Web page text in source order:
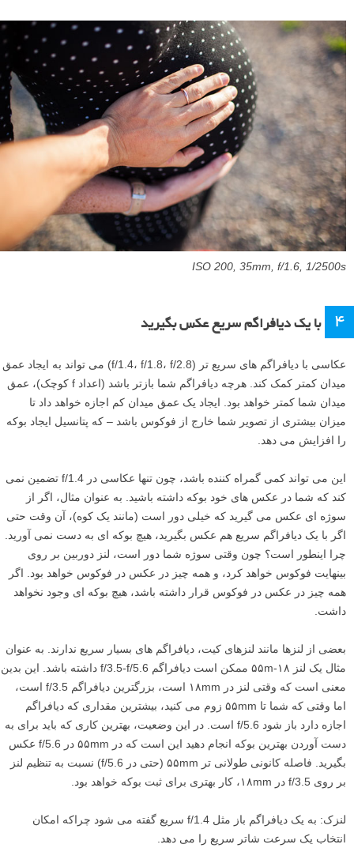
ISO 200, 35mm, f/1.6, 1/2500s
4 با یک دیافراگم سریع عکس بگیرید
عکاسی با دیافراگم های سریع تر (f/1.4، f/1.8، f/2.8) می تواند به ایجاد عمق
میدان کمتر کمک کند. هرچه دیافراگم شما بازتر باشد (اعداد f کوچک)، عمق
میدان شما کمتر خواهد بود. ایجاد یک عمق میدان کم اجازه خواهد داد تا
میزان بیشتری از تصویر شما خارج از فوکوس باشد – که پتانسیل ایجاد بوکه
را افزایش می دهد.
این می تواند کمی گمراه کننده باشد، چون تنها عکاسی در f/1.4 تضمین نمی
کند که شما در عکس های خود بوکه داشته باشید. به عنوان مثال، اگر از
سوژه ای عکس می گیرید که خیلی دور است (مانند یک کوه)، آن وقت حتی
اگر با یک دیافراگم سریع هم عکس بگیرید، هیچ بوکه ای به دست نمی آورید.
چرا اینطور است؟ چون وقتی سوژه شما دور است، لنز دوربین بر روی
بینهایت فوکوس خواهد کرد، و همه چیز در عکس در فوکوس خواهد بود. اگر
همه چیز در عکس در فوکوس قرار داشته باشد، هیچ بوکه ای وجود نخواهد
داشت.
بعضی از لنزها مانند لنزهای کیت، دیافراگم های بسیار سریع ندارند. به عنوان
مثال یک لنز ۱۸-۵۵m ممکن است دیافراگم f/3.5-f/5.6 داشته باشد. این بدین
معنی است که وقتی لنز در ۱۸mm است، بزرگترین دیافراگم f/3.5 است،
اما وقتی که شما تا ۵۵mm زوم می کنید، بیشترین مقداری که دیافراگم
اجازه دارد باز شود f/5.6 است. در این وضعیت، بهترین کاری که باید برای به
دست آوردن بهترین بوکه انجام دهید این است که در ۵۵mm در f/5.6 عکس
بگیرید. فاصله کانونی طولانی تر ۵۵mm (حتی در f/5.6) نسبت به تنظیم لنز
بر روی f/3.5 در ۱۸mm، کار بهتری برای ثبت بوکه خواهد بود.
لنزک: به یک دیافراگم باز مثل f/1.4 سریع گفته می شود چراکه امکان
انتخاب یک سرعت شاتر سریع را می دهد.